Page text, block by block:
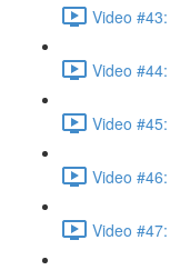
Video
Video
Video
Video
Video